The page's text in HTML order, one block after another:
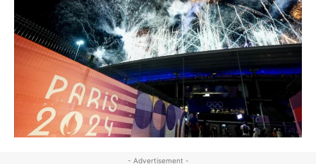
- Advertisement -